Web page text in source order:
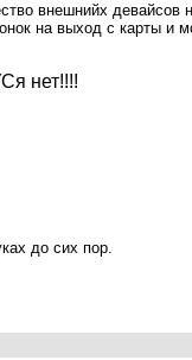
внешнийх
на выход с карты и
нет!!!!
до сих пор.